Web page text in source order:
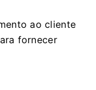
ao cliente
fornecer